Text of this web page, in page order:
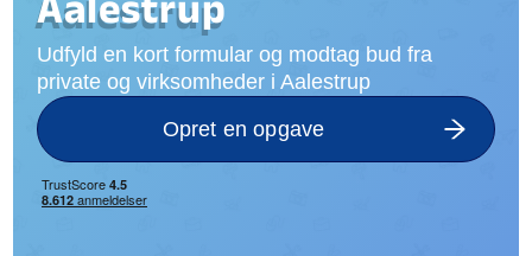
Udfyld en kort formular og modtag bud fra
private og virksomheder i Aalestrup
Opret en opgave